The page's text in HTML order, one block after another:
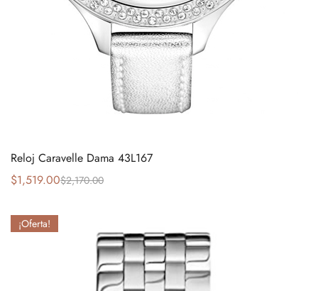
Reloj Caravelle Dama 43L167
$2,170.00
$1,519.00
¡Oferta!